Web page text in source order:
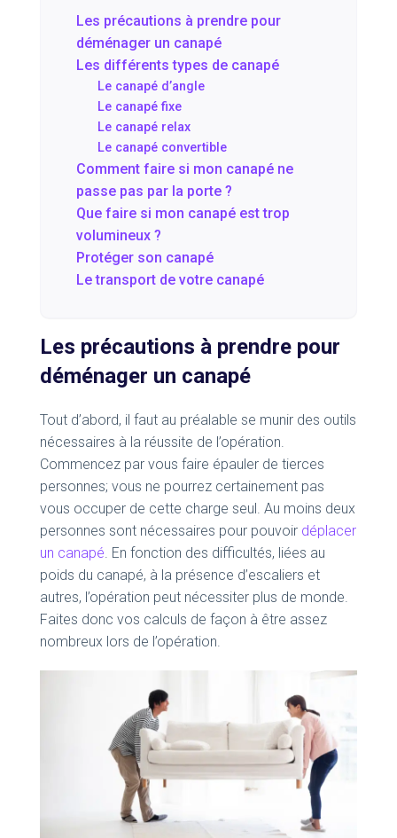
Les précautions à prendre pour
déménager un canapé
Les différents types de canapé
Le canapé d’angle
Le canapé fixe
Le canapé relax
Le canapé convertible
Comment faire si mon canapé ne
passe pas par la porte ?
Que faire si mon canapé est trop
volumineux ?
Protéger son canapé
Le transport de votre canapé
Les précautions à prendre pour
déménager un canapé
Tout d’abord, il faut au préalable se munir des outils
nécessaires à la réussite de l’opération.
Commencez par vous faire épauler de tierces
personnes; vous ne pourrez certainement pas
vous occuper de cette charge seul. Au moins deux
personnes sont nécessaires pour pouvoir déplacer
un canapé. En fonction des difficultés, liées au
poids du canapé, à la présence d’escaliers et
autres, l’opération peut nécessiter plus de monde.
Faites donc vos calculs de façon à être assez
nombreux lors de l’opération.